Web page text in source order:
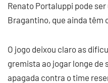
Renato Portaluppi pode
Bragantino, que ainda têm
O jogo deixou claro as
gremista ao jogar longe de
apagada contra o time